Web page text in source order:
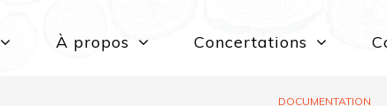
À propos Concertations
DOCUMENTATION